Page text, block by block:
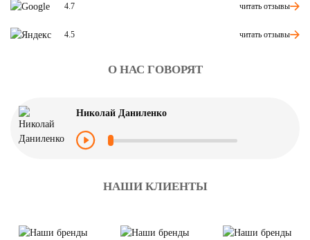
4.7 читать отзывы
4.5 читать отзывы
О НАС ГОВОРЯТ
Николай Даниленко
НАШИ КЛИЕНТЫ